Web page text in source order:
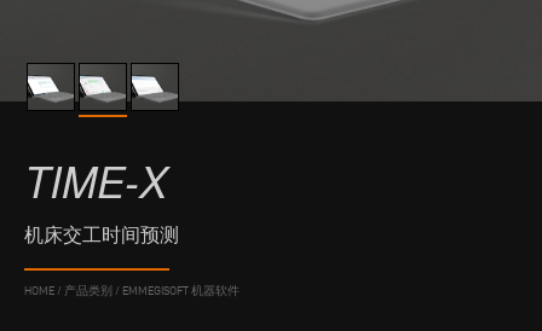
TIME-X
机床交工时间预测
HOME / 产品类别 / EMMEGISOFT 机器软件